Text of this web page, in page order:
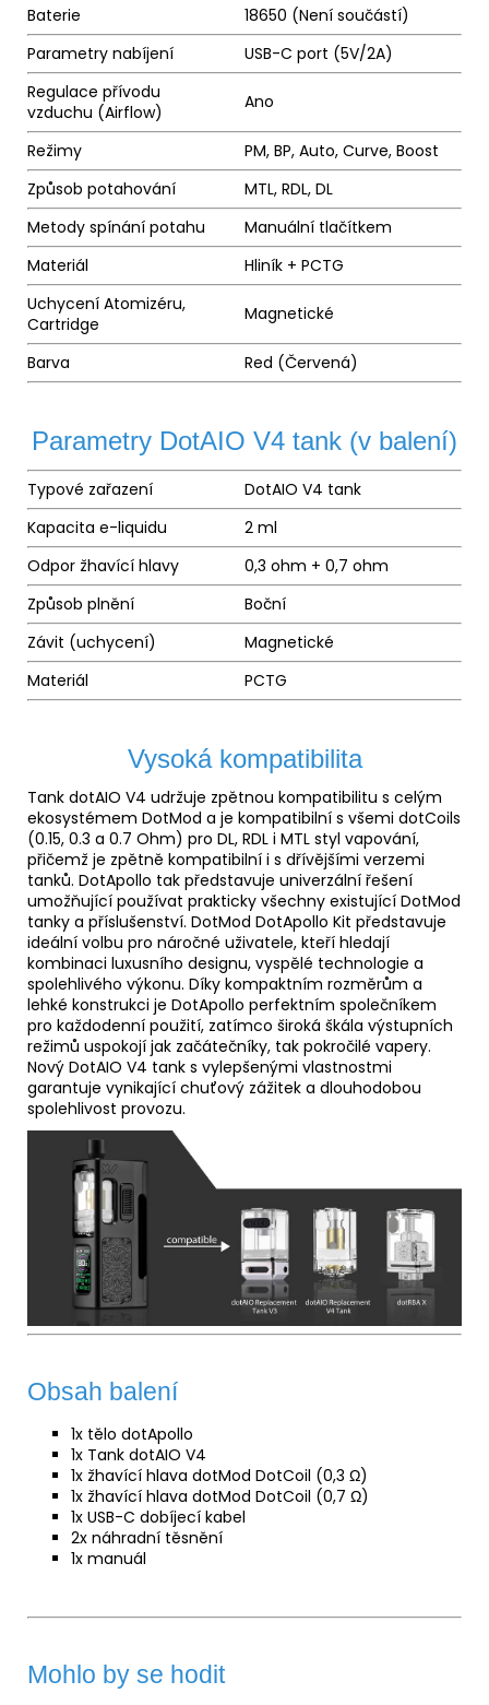
Baterie
18650 (Není součástí)
Parametry nabíjení
USB-C port (5V/2A)
Regulace přívodu
vzduchu (Airflow)
Ano
Režimy
PM, BP, Auto, Curve, Boost
Způsob potahování
MTL, RDL, DL
Metody spínání potahu
Manuální tlačítkem
Materiál
Hliník + PCTG
Uchycení Atomizéru,
Cartridge
Magnetické
Barva Red (Červená)
Parametry DotAIO V4 tank (v balení)
Typové zařazení
DotAIO V4 tank
Kapacita e-liquidu
2 ml
Odpor žhavící hlavy
0,3 ohm + 0,7 ohm
Způsob plnění
Boční
Závit (uchycení)
Magnetické
Materiál
PCTG
Vysoká kompatibilita
Tank dotAIO V4 udržuje zpětnou kompatibilitu s celým
ekosystémem DotMod a je kompatibilní s všemi dotCoils
(0.15, 0.3 a 0.7 Ohm) pro DL, RDL i MTL styl vapování,
přičemž je zpětně kompatibilní i s dřívějšími verzemi
tanků. DotApollo tak představuje univerzální řešení
umožňující používat prakticky všechny existující DotMod
tanky a příslušenství. DotMod DotApollo Kit představuje
ideální volbu pro náročné uživatele, kteří hledají
kombinaci luxusního designu, vyspělé technologie a
spolehlivého výkonu. Díky kompaktním rozměrům a
lehké konstrukci je DotApollo perfektním společníkem
pro každodenní použití, zatímco široká škála výstupních
režimů uspokojí jak začátečníky, tak pokročilé vapery.
Nový DotAIO V4 tank s vylepšenými vlastnostmi
garantuje vynikající chuťový zážitek a dlouhodobou
spolehlivost provozu.
Obsah balení
1x tělo dotApollo
1x Tank dotAIO V4
1x žhavící hlava dotMod DotCoil (0,3 Ω)
1x žhavící hlava dotMod DotCoil (0,7 Ω)
1x USB-C dobíjecí kabel
2x náhradní těsnění
1x manuál
Mohlo by se hodit